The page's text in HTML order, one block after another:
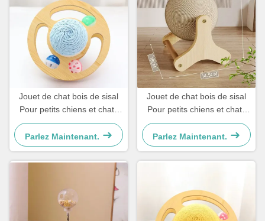
Jouet de chat bois de sisal
Pour petits chiens et chats
Simple et pratique
Parlez Maintenant.
Jouet de chat bois de sisal
Pour petits chiens et chats
Simple et pratique
Parlez Maintenant.